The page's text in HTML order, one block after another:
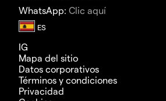
WhatsApp: Clic aquí
IG
Mapa del sitio
Datos corporativos
Términos y condiciones
Privacidad